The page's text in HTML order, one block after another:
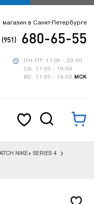
ПН-ПТ: 11:00 - 20:00
СБ: 11:00 - 19:00
ВС: 11:00 - 19:00
МСК
магазин в Санкт-Петербурге
(951) 680-65-55
NIKE+ SERIES 4